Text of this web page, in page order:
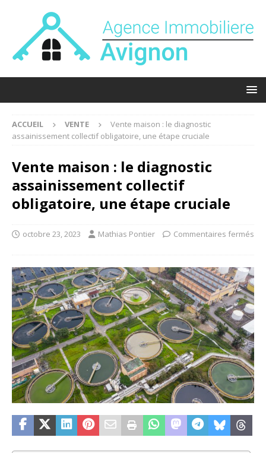
ACCUEIL VENTE
Vente maison : le diagnostic
assainissement collectif obligatoire, une étape cruciale
Vente maison : le diagnostic
assainissement collectif
obligatoire, une étape cruciale
octobre 23, 2023 Mathias Pontier Commentaires fermés